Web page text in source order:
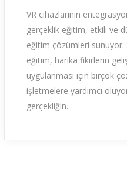
VR cihazlarının
gerçeklik eğitim, etkili ve
eğitim çözümleri sunuyor.
eğitim, harika fikirlerin
uygulanması için birçok
işletmelere yardımcı
gerçekliğin...